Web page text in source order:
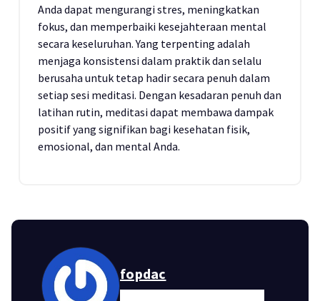
Anda dapat mengurangi stres, meningkatkan
fokus, dan memperbaiki kesejahteraan mental
secara keseluruhan. Yang terpenting adalah
menjaga konsistensi dalam praktik dan selalu
berusaha untuk tetap hadir secara penuh dalam
setiap sesi meditasi. Dengan kesadaran penuh dan
latihan rutin, meditasi dapat membawa dampak
positif yang signifikan bagi kesehatan fisik,
emosional, dan mental Anda.
fopdac